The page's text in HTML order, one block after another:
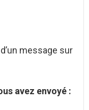
message sur
avez envoyé :